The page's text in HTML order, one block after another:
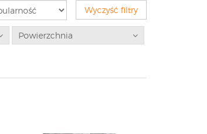
Wyczyść filtry
Powierzchnia